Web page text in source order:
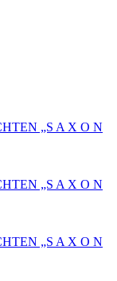
„S A X O N
„S A X O N
„S A X O N